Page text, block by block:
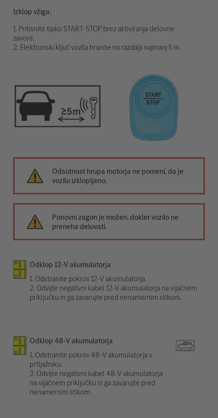
Izklop vžiga:
1. Pritisnite tipko START-STOP brez aktiviranja delovne
zavore.
2. Elektronski ključ vozila hranite na razdalji najmanj 5 m.
Odsotnost hrupa motorja ne pomeni, da je
vozilo izklopljeno.
Ponovni zagon je možen, dokler vozilo ne
preneha delovati.
Odklop 12-V akumulatorja
1. Odstranite pokrov 12-V akumulatorja.
2. Odvijte negativni kabel 12-V akumulatorja na vijačnem
priključku in ga zavarujte pred nenamernim stikom.
Odklop 48-V akumulatorja
1. Odstranite pokrov 48-V akumulatorja v
prtljažniku.
2. Odvijte negativni kabel 48-V akumulatorja
na vijačnem priključku in ga zavarujte pred
nenamernim stikom.